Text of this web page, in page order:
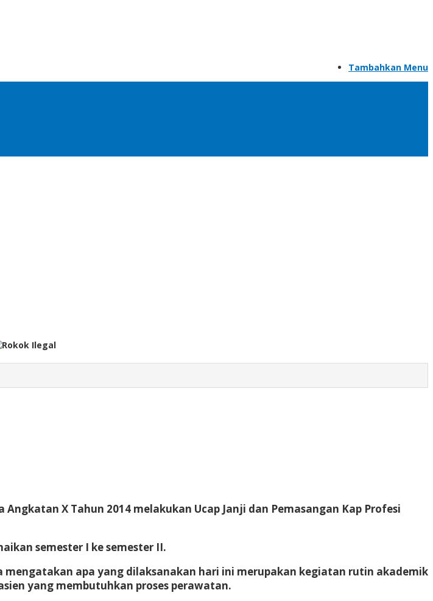
Tambahkan Menu
X Tahun 2014 melakukan Ucap Janji dan Pemasangan Kap Profesi
semester I ke semester II.
mengatakan apa yang dilaksanakan hari ini merupakan kegiatan rutin akademik
yang membutuhkan proses perawatan.